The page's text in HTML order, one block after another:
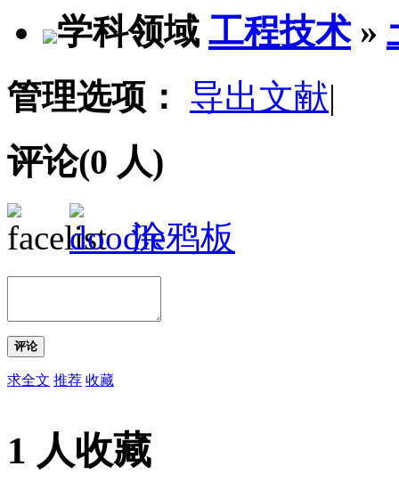
学科领域 工程技术»
管理选项： 导出文献|
评论(0 人)
涂鸦板
评论
求全文 推荐 收藏
1 人收藏